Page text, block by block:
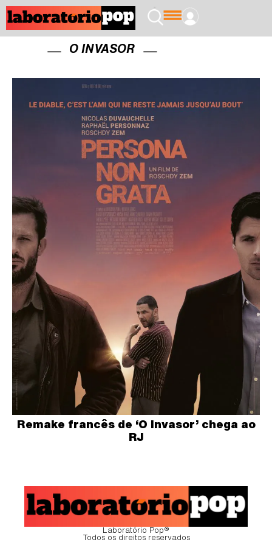
O INVASOR
Remake francês de ‘O Invasor’ chega ao
RJ
Laboratório Pop®
Todos os direitos reservados